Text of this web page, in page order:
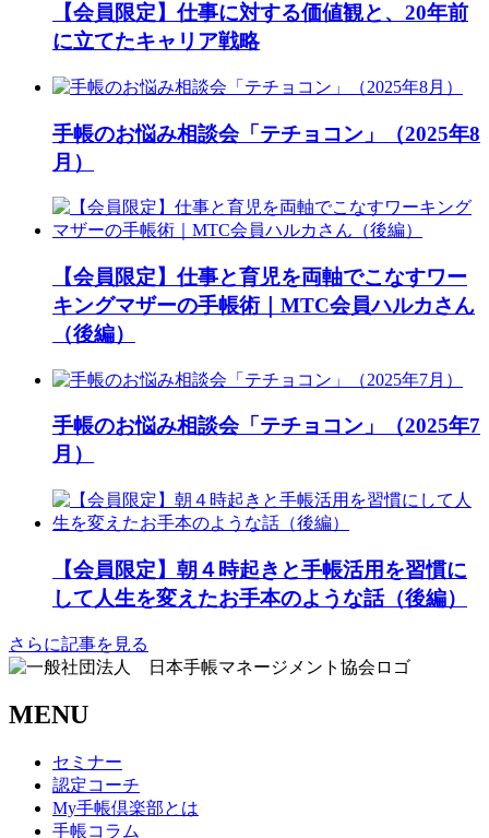
【会員限定】仕事に対する価値観と、20年前
に立てたキャリア戦略
手帳のお悩み相談会「テチョコン」（2025年8
月）
【会員限定】仕事と育児を両軸でこなすワー
キングマザーの手帳術｜MTC会員ハルカさん
（後編）
手帳のお悩み相談会「テチョコン」（2025年7
月）
【会員限定】朝４時起きと手帳活用を習慣に
して人生を変えたお手本のような話（後編）
さらに記事を見る
MENU
セミナー
認定コーチ
My手帳倶楽部とは
手帳コラム